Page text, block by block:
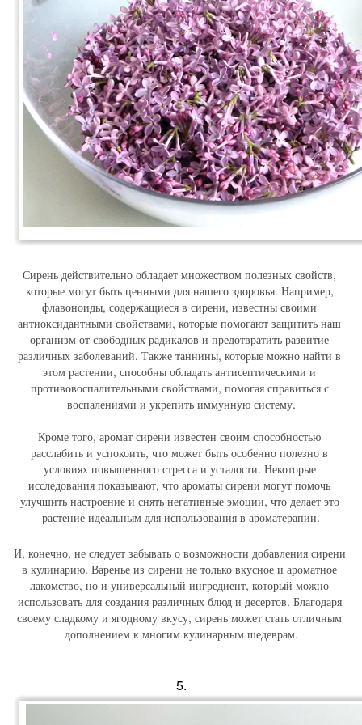
Сирень действительно обладает множеством полезных свойств,
которые могут быть ценными для нашего здоровья. Например,
флавоноиды, содержащиеся в сирени, известны своими
антиоксидантными свойствами, которые помогают защитить наш
организм от свободных радикалов и предотвратить развитие
различных заболеваний. Также таннины, которые можно найти в
этом растении, способны обладать антисептическими и
противовоспалительными свойствами, помогая справиться с
воспалениями и укрепить иммунную систему.
Кроме того, аромат сирени известен своим способностью
расслабить и успокоить, что может быть особенно полезно в
условиях повышенного стресса и усталости. Некоторые
исследования показывают, что ароматы сирени могут помочь
улучшить настроение и снять негативные эмоции, что делает это
растение идеальным для использования в ароматерапии.
И, конечно, не следует забывать о возможности добавления сирени
в кулинарию. Варенье из сирени не только вкусное и ароматное
лакомство, но и универсальный ингредиент, который можно
использовать для создания различных блюд и десертов. Благодаря
своему сладкому и ягодному вкусу, сирень может стать отличным
дополнением к многим кулинарным шедеврам.
5.